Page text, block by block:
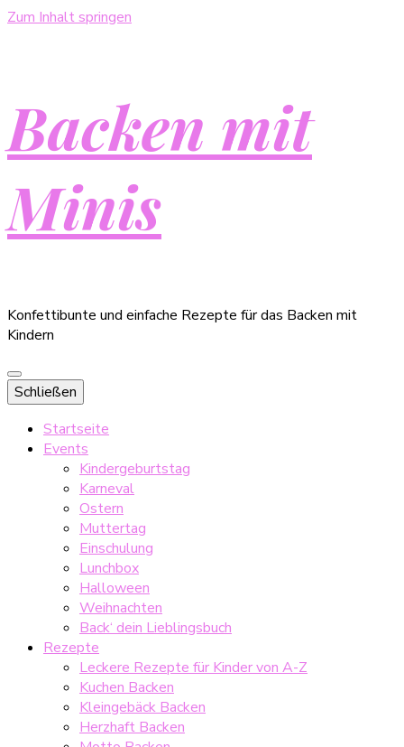
Zum Inhalt springen
Backen mit
Minis
Konfettibunte und einfache Rezepte für das Backen mit
Kindern
Schließen
Startseite
Events
Kindergeburtstag
Karneval
Ostern
Muttertag
Einschulung
Lunchbox
Halloween
Weihnachten
Back‘ dein Lieblingsbuch
Rezepte
Leckere Rezepte für Kinder von A-Z
Kuchen Backen
Kleingebäck Backen
Herzhaft Backen